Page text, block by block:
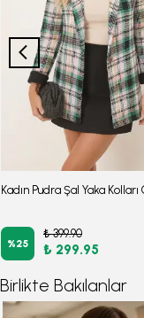
%25
₺ 399.90
₺ 299.95
Birlikte Bakılanlar